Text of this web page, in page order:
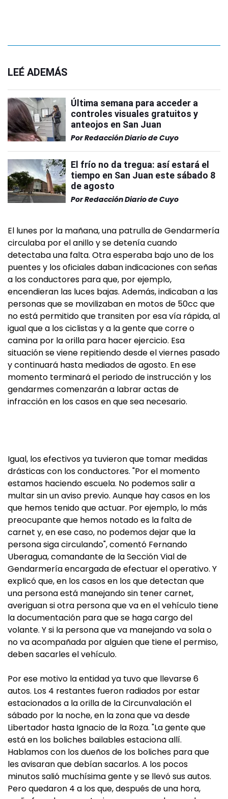
LEÉ ADEMÁS
Última semana para acceder a
controles visuales gratuitos y
anteojos en San Juan
PorRedacción Diario de Cuyo
El frío no da tregua: así estará el
tiempo en San Juan este sábado 8
de agosto
PorRedacción Diario de Cuyo
El lunes por la mañana, una patrulla de Gendarmería
circulaba por el anillo y se detenía cuando
detectaba una falta. Otra esperaba bajo uno de los
puentes y los oficiales daban indicaciones con señas
a los conductores para que, por ejemplo,
encendieran las luces bajas. Además, indicaban a las
personas que se movilizaban en motos de 50cc que
no está permitido que transiten por esa vía rápida, al
igual que a los ciclistas y a la gente que corre o
camina por la orilla para hacer ejercicio. Esa
situación se viene repitiendo desde el viernes pasado
y continuará hasta mediados de agosto. En ese
momento terminará el periodo de instrucción y los
gendarmes comenzarán a labrar actas de
infracción en los casos en que sea necesario.
Igual, los efectivos ya tuvieron que tomar medidas
drásticas con los conductores. "Por el momento
estamos haciendo escuela. No podemos salir a
multar sin un aviso previo. Aunque hay casos en los
que hemos tenido que actuar. Por ejemplo, lo más
preocupante que hemos notado es la falta de
carnet y, en ese caso, no podemos dejar que la
persona siga circulando", comentó Fernando
Uberagua, comandante de la Sección Vial de
Gendarmería encargada de efectuar el operativo. Y
explicó que, en los casos en los que detectan que
una persona está manejando sin tener carnet,
averiguan si otra persona que va en el vehículo tiene
la documentación para que se haga cargo del
volante. Y si la persona que va manejando va sola o
no va acompañada por alguien que tiene el permiso,
deben sacarles el vehículo.
Por ese motivo la entidad ya tuvo que llevarse 6
autos. Los 4 restantes fueron radiados por estar
estacionados a la orilla de la Circunvalación el
sábado por la noche, en la zona que va desde
Libertador hasta Ignacio de la Roza. "La gente que
está en los boliches bailables estaciona allí.
Hablamos con los dueños de los boliches para que
les avisaran que debían sacarlos. A los pocos
minutos salió muchísima gente y se llevó sus autos.
Pero quedaron 4 a los que, después de una hora,